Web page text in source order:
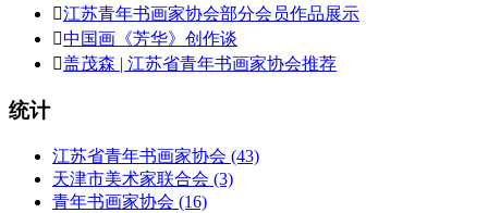
江苏青年书画家协会部分会员作品展示
中国画《芳华》创作谈
盖茂森 | 江苏省青年书画家协会推荐
统计
江苏省青年书画家协会 (43)
天津市美术家联合会 (3)
青年书画家协会 (16)